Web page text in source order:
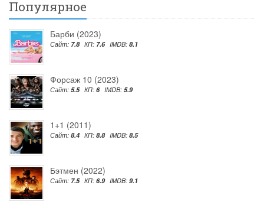
Популярное
Барби (2023)
Сайт: 7.8 КП: 7.6 IMDB: 8.1
Форсаж 10 (2023)
Сайт: 5.5 КП: 6 IMDB: 5.9
1+1 (2011)
Сайт: 8.4 КП: 8.8 IMDB: 8.5
Бэтмен (2022)
Сайт: 7.5 КП: 6.9 IMDB: 9.1